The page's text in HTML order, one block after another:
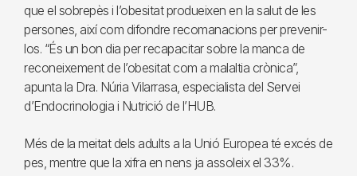
que el sobrepès i l’obesitat produeixen en la salut de les
persones, així com difondre recomanacions per prevenir-
los. “És un bon dia per recapacitar sobre la manca de
reconeixement de l’obesitat com a malaltia crònica”,
apunta la Dra. Núria Vilarrasa, especialista del Servei
d’Endocrinologia i Nutrició de l’HUB.
Més de la meitat dels adults a la Unió Europea té excés de
pes, mentre que la xifra en nens ja assoleix el 33%.